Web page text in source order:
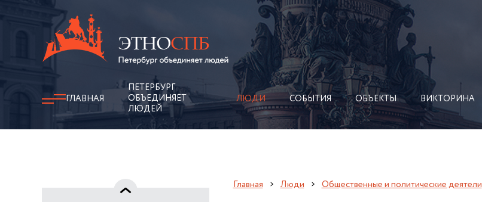
ГЛАВНАЯ
ПЕТЕРБУРГ
ОБЪЕДИНЯЕТ
ЛЮДЕЙ
ЛЮДИ СОБЫТИЯ ОБЪЕКТЫ ВИКТОРИНА
Главная Люди Общественные и политические деятели